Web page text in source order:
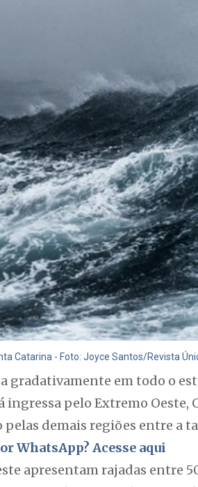
Catarina - Foto: Joyce Santos/Revista
gradativamente em todo o
pelo Extremo Oeste,
demais regiões entre a
WhatsApp? Acesse aqui
apresentam rajadas entre